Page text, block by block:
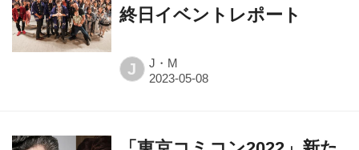
終日イベントレポート
J J・M